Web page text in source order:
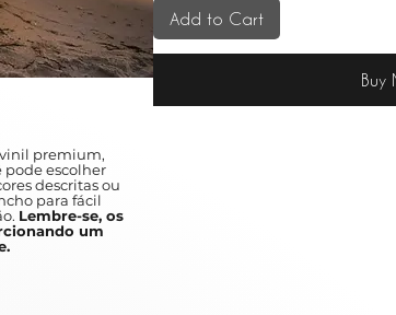
Add to Cart
Buy
premium,
escolher
descritas ou
para fácil
Lembre-se, os
um